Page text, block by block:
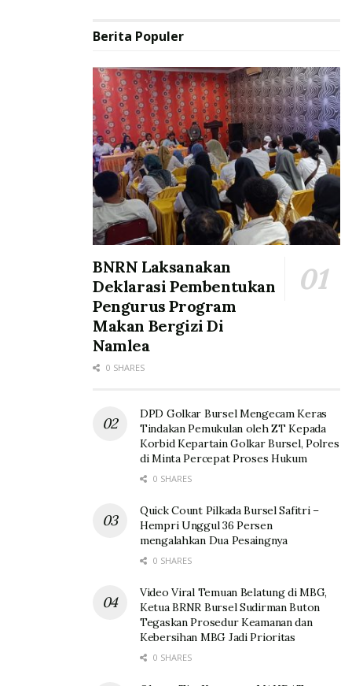
Berita Populer
BNRN Laksanakan
Deklarasi Pembentukan
Pengurus Program
Makan Bergizi Di
Namlea
0 SHARES
DPD Golkar Bursel Mengecam Keras
Tindakan Pemukulan oleh ZT Kepada
Korbid Kepartain Golkar Bursel, Polres
di Minta Percepat Proses Hukum
0 SHARES
Quick Count Pilkada Bursel Safitri –
Hempri Unggul 36 Persen
mengalahkan Dua Pesaingnya
0 SHARES
Video Viral Temuan Belatung di MBG,
Ketua BRNR Bursel Sudirman Buton
Tegaskan Prosedur Keamanan dan
Kebersihan MBG Jadi Prioritas
0 SHARES